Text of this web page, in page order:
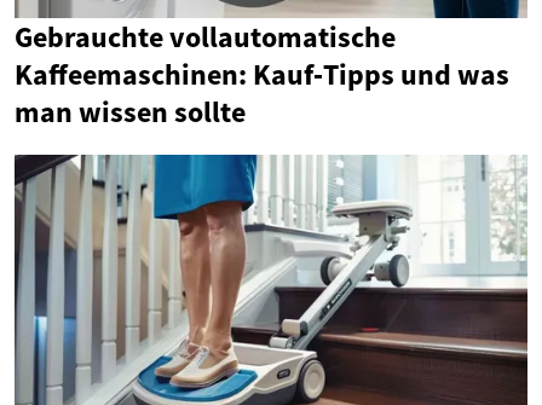
Gebrauchte vollautomatische
Kaffeemaschinen: Kauf‑Tipps und was
man wissen sollte